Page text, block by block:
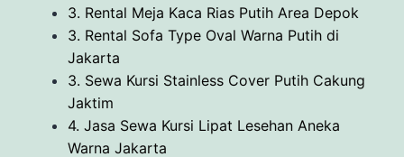
3. Rental Meja Kaca Rias Putih Area Depok
3. Rental Sofa Type Oval Warna Putih di
Jakarta
3. Sewa Kursi Stainless Cover Putih Cakung
Jaktim
4. Jasa Sewa Kursi Lipat Lesehan Aneka
Warna Jakarta